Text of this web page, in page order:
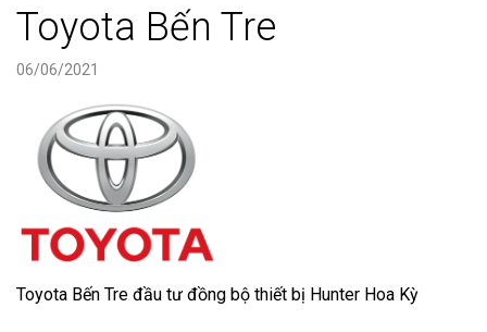
Toyota Bến Tre
06/06/2021
Toyota Bến Tre đầu tư đồng bộ thiết bị Hunter Hoa Kỳ